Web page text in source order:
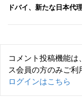
ドバイ、新たな日本代
コメント投稿機能は
ス会員の方のみご利
ログインはこちら